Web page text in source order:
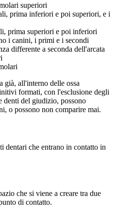
superiori
prima inferiori e poi superiori, e i
prima superiori e poi inferiori
i canini, i primi e i secondi
differente a seconda dell'arcata
già, all'interno delle ossa
formati, con l'esclusione degli
denti del giudizio, possono
o possono non comparire mai.
dentari che entrano in contatto in
che si viene a creare tra due
di contatto.